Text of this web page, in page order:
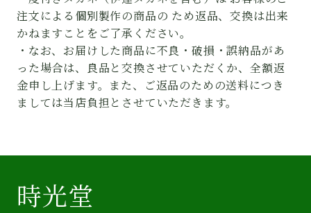
注文による個別製作の商品の ため返品、交換は出来
かねますことをご了承ください。
・なお、お届けした商品に不良・破損・誤納品があ
った場合は、良品と交換させていただくか、全額返
金申し上げます。また、ご返品のための送料につき
ましては当店負担とさせていただきます。
時光堂